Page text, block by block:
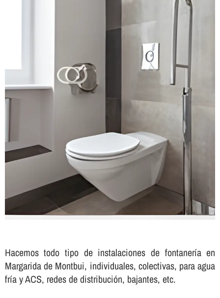
Hacemos todo tipo de instalaciones de fontanerí­a en
Margarida de Montbui, individuales, colectivas, para agua
frí­a y ACS, redes de distribución, bajantes, etc.